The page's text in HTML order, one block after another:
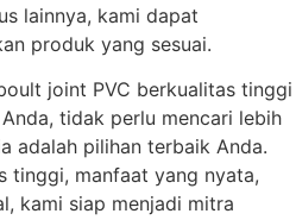
lainnya, kami dapat
produk yang sesuai.
joint PVC berkualitas tinggi
tidak perlu mencari lebih
adalah pilihan terbaik Anda.
tinggi, manfaat yang nyata,
kami siap menjadi mitra